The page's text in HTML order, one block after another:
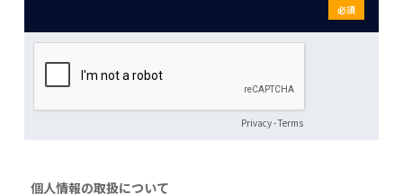
必須
Privacy-Terms
個人情報の取扱について